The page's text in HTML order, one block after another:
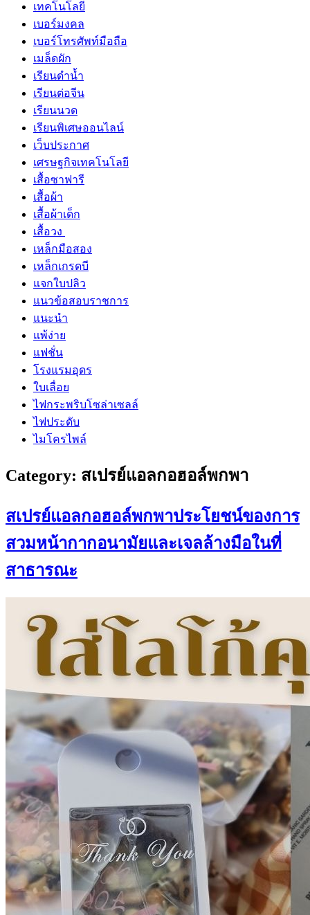
เทคโนโลยี
เบอร์มงคล
เบอร์โทรศัพท์มือถือ
เมล็ดผัก
เรียนดำน้ำ
เรียนต่อจีน
เรียนนวด
เรียนพิเศษออนไลน์
เว็บประกาศ
เศรษฐกิจเทคโนโลยี
เสื้อซาฟารี
เสื้อผ้า
เสื้อผ้าเด็ก
เสื้อวง
เหล็กมือสอง
เหล็กเกรดบี
แจกใบปลิว
แนวข้อสอบราชการ
แนะนำ
แพ้ง่าย
แฟชั่น
โรงแรมอุดร
ใบเลื่อย
ไฟกระพริบโซล่าเซลล์
ไฟประดับ
ไมโครไพล์
Category: สเปรย์แอลกอฮอล์พกพา
สเปรย์แอลกอฮอล์พกพาประโยชน์ของการ
สวมหน้ากากอนามัยและเจลล้างมือในที่
สาธารณะ